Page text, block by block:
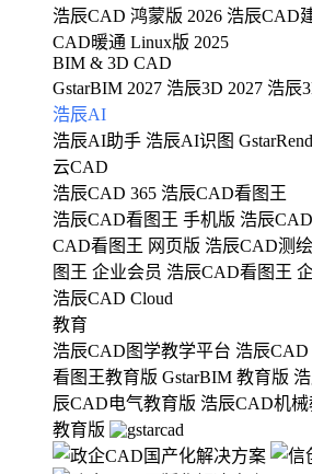
浩辰CAD 鸿蒙版 2026 浩辰CAD
CAD暖通 Linux版 2025
BIM & 3D CAD
GstarBIM 2027 浩辰3D 2027 浩辰
浩辰AI
浩辰AI助手 浩辰AI识图
云CAD
浩辰CAD 365 浩辰CAD看图王
浩辰CAD看图王 手机版 浩辰
CAD看图王 网页版 浩辰CAD测
图王 企业会员 浩辰CAD看图王
浩辰CAD Cloud
教育
浩辰CAD图学教学平台 浩辰CAD
看图王教育版 GstarBIM 教育版
辰CAD电气教育版 浩辰CAD机械
教育版